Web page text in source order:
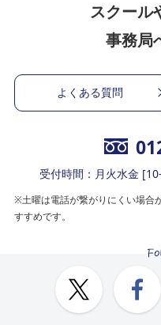
スクール
事務局
よくある質問
受付時間：月火水金
※土曜は電話が繋がりにくい場合
すすめです。